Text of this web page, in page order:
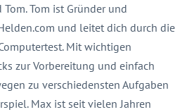
Tom ist Gründer und
und leitet dich durch die
Mit wichtigen
zur Vorbereitung und einfach
zu verschiedensten Aufgaben
Max ist seit vielen Jahren